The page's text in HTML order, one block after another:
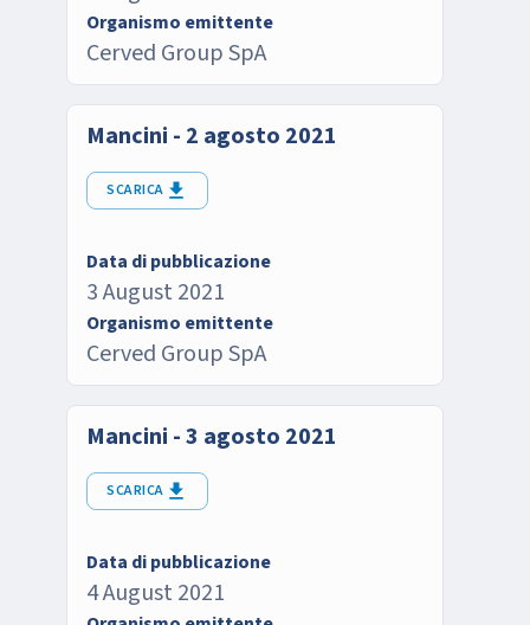
Organismo emittente
Cerved Group SpA
Mancini - 2 agosto 2021
SCARICA
Data di pubblicazione
3 August 2021
Organismo emittente
Cerved Group SpA
Mancini - 3 agosto 2021
SCARICA
Data di pubblicazione
4 August 2021